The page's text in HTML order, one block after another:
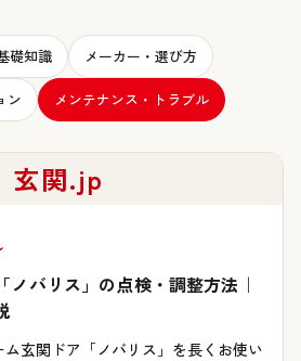
礎知識 メーカー・選び方
ン メンテナンス・トラブル
玄関.jp
ノバリス」の点検・調整方法｜
玄関ドア「ノバリス」を長くお使い